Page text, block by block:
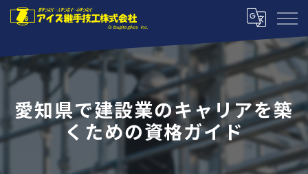
愛知県で建設業のキャリアを築
くための資格ガイド